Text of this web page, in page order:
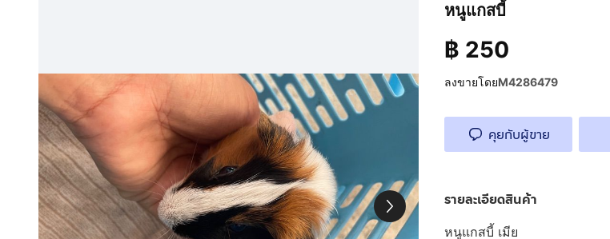
หนูแกสบี้
฿ 250
ลงขายโดยM4286479
คุยกับผู้ขาย
รายละเอียดสินค้า
หนูแกสบี้ เมีย